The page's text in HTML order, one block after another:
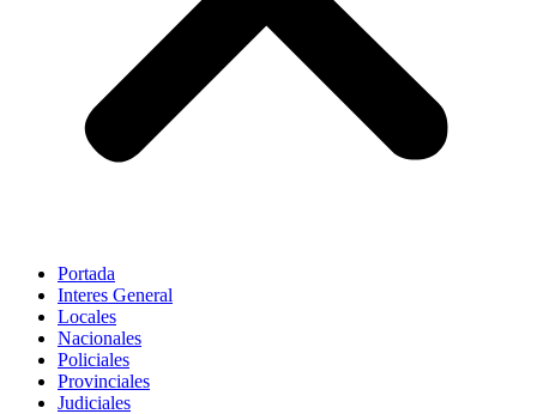
Portada
Interes General
Locales
Nacionales
Policiales
Provinciales
Judiciales